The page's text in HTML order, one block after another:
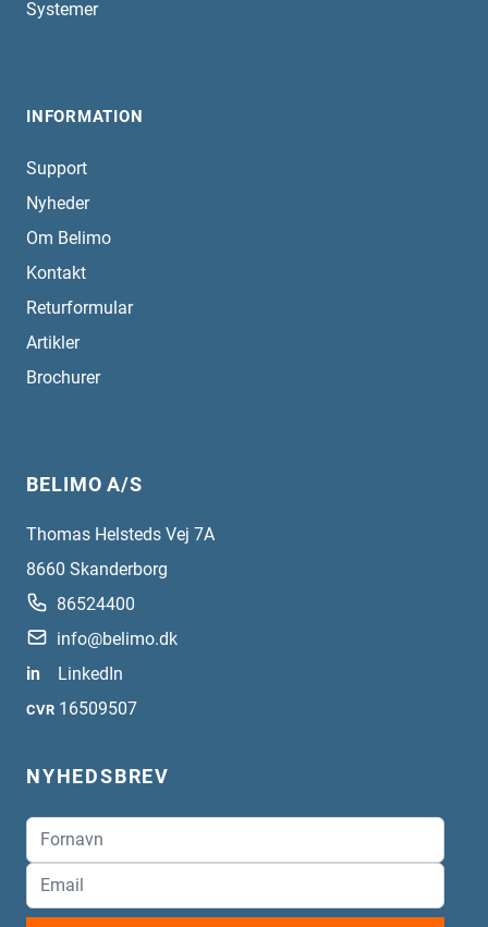
Systemer
INFORMATION
Support
Nyheder
Om Belimo
Kontakt
Returformular
Artikler
Brochurer
BELIMO A/S
Thomas Helsteds Vej 7A
8660 Skanderborg
86524400
info@belimo.dk
in
LinkedIn
CVR 16509507
NYHEDSBREV